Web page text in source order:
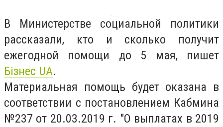
В Министерстве социальной политики
рассказали, кто и сколько получит
ежегодной помощи до 5 мая, пишет
Бізнес UA.
Материальная помощь будет оказана в
соответствии с постановлением Кабмина
№237 от 20.03.2019 г. "О выплатах в 2019